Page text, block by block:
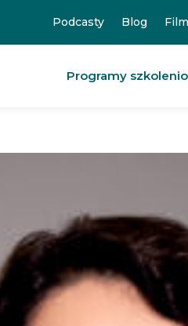
Podcasty Blog
Programy